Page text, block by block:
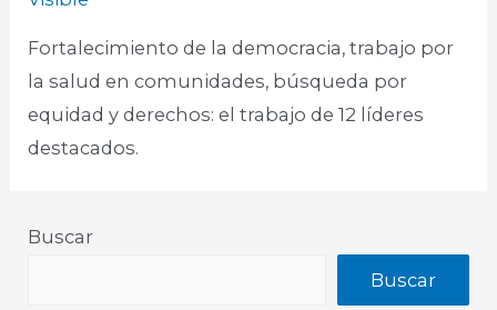
Fortalecimiento de la democracia, trabajo por
la salud en comunidades, búsqueda por
equidad y derechos: el trabajo de 12 líderes
destacados.
Buscar
Buscar